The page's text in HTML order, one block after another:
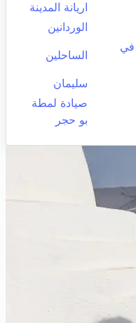
اريانة المدينة
الوردانين
في
الساحلين
سليمان
صيادة لمطة
بو حجر